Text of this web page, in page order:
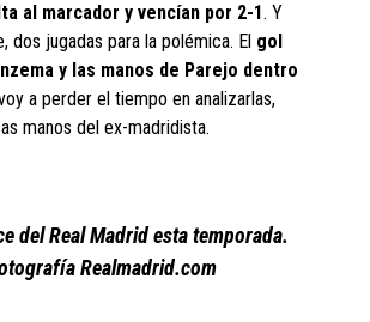
al marcador y vencían por 2-1. Y
dos jugadas para la polémica. El gol
y las manos de Parejo dentro
a perder el tiempo en analizarlas,
manos del ex-madridista.
del Real Madrid esta temporada.
Realmadrid.com